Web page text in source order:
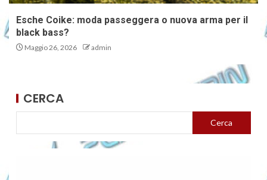
Esche Coike: moda passeggera o nuova arma per il
black bass?
Maggio 26, 2026 admin
CERCA
Cerca